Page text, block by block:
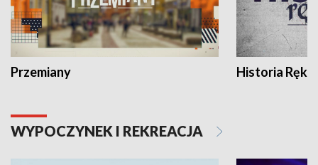
Przemiany Historia Ręką
WYPOCZYNEK I REKREACJA